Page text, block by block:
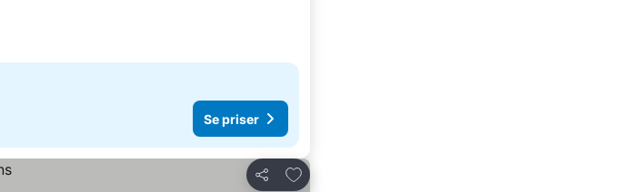
Se priser
Dela
Lägg till i Mina Favoriter